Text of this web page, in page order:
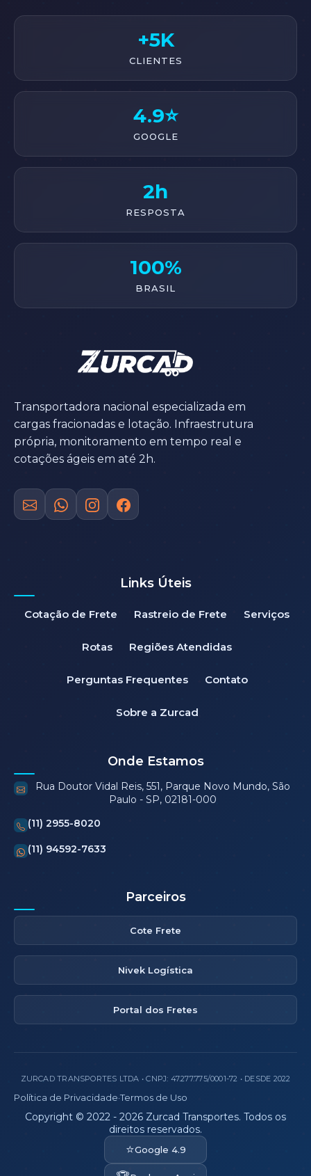
+5K
CLIENTES
4.9⭐
GOOGLE
2h
RESPOSTA
100%
BRASIL
Transportadora nacional especializada em
cargas fracionadas e lotação. Infraestrutura
própria, monitoramento em tempo real e
cotações ágeis em até 2h.
Links Úteis
Cotação de Frete Rastreio de Frete Serviços
Rotas Regiões Atendidas
Perguntas Frequentes Contato
Sobre a Zurcad
Onde Estamos
Rua Doutor Vidal Reis, 551, Parque Novo Mundo, São
Paulo - SP, 02181-000
(11) 2955-8020
(11) 94592-7633
Parceiros
Cote Frete
Nivek Logística
Portal dos Fretes
ZURCAD TRANSPORTES LTDA • CNPJ: 47.277.775/0001-72 • DESDE 2022
Política de Privacidade·Termos de Uso
Copyright © 2022 - 2026 Zurcad Transportes. Todos os
direitos reservados.
⭐Google 4.9